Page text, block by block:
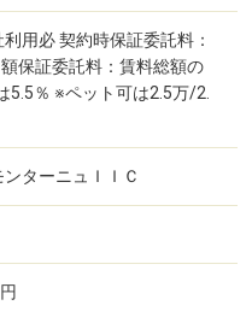
用必 契約時保証委託料：
保証委託料：賃料総額の
5.5％ ※ペット可は2.5万/2.
ンターニュＩＩＣ